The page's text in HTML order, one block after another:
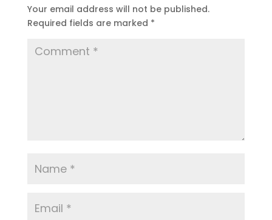
Your email address will not be published.
Required fields are marked *